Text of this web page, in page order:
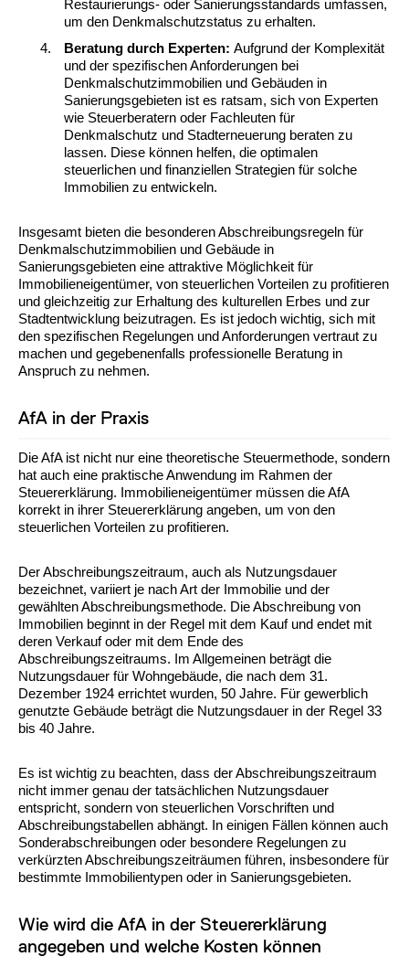
Restaurierungs- oder Sanierungsstandards umfassen,
um den Denkmalschutzstatus zu erhalten.
Beratung durch Experten: Aufgrund der Komplexität
und der spezifischen Anforderungen bei
Denkmalschutzimmobilien und Gebäuden in
Sanierungsgebieten ist es ratsam, sich von Experten
wie Steuerberatern oder Fachleuten für
Denkmalschutz und Stadterneuerung beraten zu
lassen. Diese können helfen, die optimalen
steuerlichen und finanziellen Strategien für solche
Immobilien zu entwickeln.
Insgesamt bieten die besonderen Abschreibungsregeln für
Denkmalschutzimmobilien und Gebäude in
Sanierungsgebieten eine attraktive Möglichkeit für
Immobilieneigentümer, von steuerlichen Vorteilen zu profitieren
und gleichzeitig zur Erhaltung des kulturellen Erbes und zur
Stadtentwicklung beizutragen. Es ist jedoch wichtig, sich mit
den spezifischen Regelungen und Anforderungen vertraut zu
machen und gegebenenfalls professionelle Beratung in
Anspruch zu nehmen.
AfA in der Praxis
Die AfA ist nicht nur eine theoretische Steuermethode, sondern
hat auch eine praktische Anwendung im Rahmen der
Steuererklärung. Immobilieneigentümer müssen die AfA
korrekt in ihrer Steuererklärung angeben, um von den
steuerlichen Vorteilen zu profitieren.
Der Abschreibungszeitraum, auch als Nutzungsdauer
bezeichnet, variiert je nach Art der Immobilie und der
gewählten Abschreibungsmethode. Die Abschreibung von
Immobilien beginnt in der Regel mit dem Kauf und endet mit
deren Verkauf oder mit dem Ende des
Abschreibungszeitraums. Im Allgemeinen beträgt die
Nutzungsdauer für Wohngebäude, die nach dem 31.
Dezember 1924 errichtet wurden, 50 Jahre. Für gewerblich
genutzte Gebäude beträgt die Nutzungsdauer in der Regel 33
bis 40 Jahre.
Es ist wichtig zu beachten, dass der Abschreibungszeitraum
nicht immer genau der tatsächlichen Nutzungsdauer
entspricht, sondern von steuerlichen Vorschriften und
Abschreibungstabellen abhängt. In einigen Fällen können auch
Sonderabschreibungen oder besondere Regelungen zu
verkürzten Abschreibungszeiträumen führen, insbesondere für
bestimmte Immobilientypen oder in Sanierungsgebieten.
Wie wird die AfA in der Steuererklärung
angegeben und welche Kosten können